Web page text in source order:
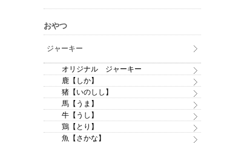
おやつ
ジャーキー
オリジナル ジャーキー
鹿【しか】
猪【いのしし】
馬【うま】
牛【うし】
鶏【とり】
魚【さかな】